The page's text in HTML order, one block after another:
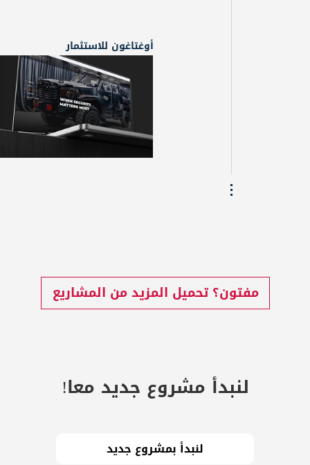
أوغتاغون للاستثمار
مفتون؟ تحميل المزيد من المشاريع
لنبدأ مشروع جديد معا!